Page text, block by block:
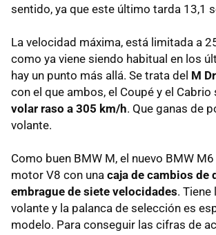
sentido, ya que este último tarda 13,1
La velocidad máxima, está limitada a
como ya viene siendo habitual en los
hay un punto más allá. Se trata del M
con el que ambos, el Coupé y el Cabrio
volar raso a 305 km/h. Que ganas de
volante.
Como buen BMW M, el nuevo BMW M6
motor V8 con una caja de cambios de
embrague de siete velocidades. Tiene
volante y la palanca de selección es
modelo. Para conseguir las cifras de